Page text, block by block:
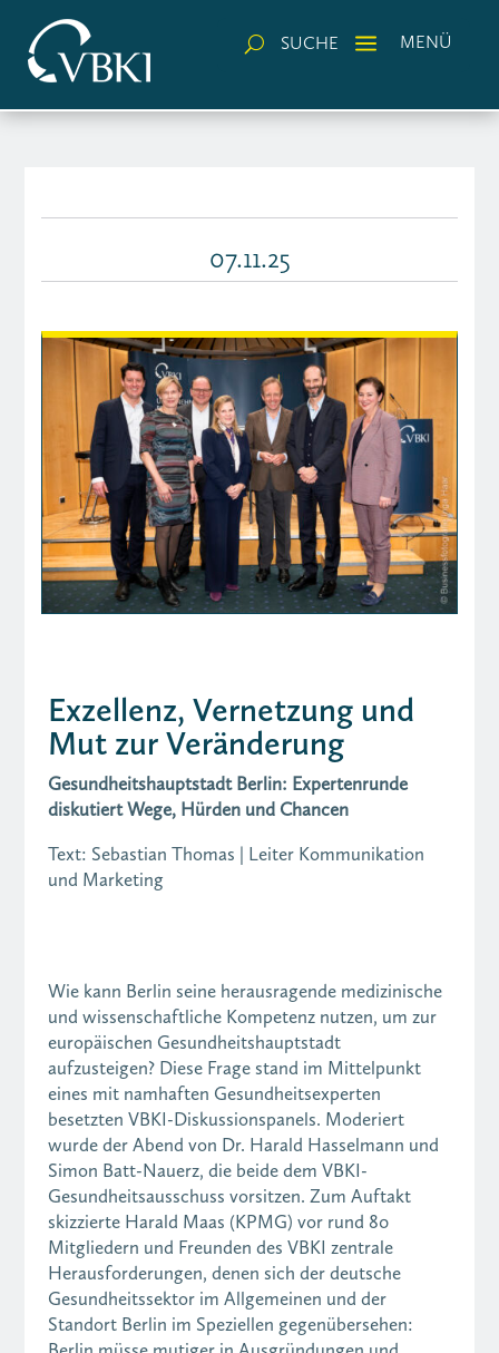
U SUCHE a MENÜ
07.11.25
Exzellenz, Vernetzung und
Mut zur Veränderung
Gesundheitshauptstadt Berlin: Expertenrunde
diskutiert Wege, Hürden und Chancen
Text: Sebastian Thomas | Leiter Kommunikation
und Marketing
Wie kann Berlin seine herausragende medizinische
und wissenschaftliche Kompetenz nutzen, um zur
europäischen Gesundheitshauptstadt
aufzusteigen? Diese Frage stand im Mittelpunkt
eines mit namhaften Gesundheitsexperten
besetzten VBKI-Diskussionspanels. Moderiert
wurde der Abend von Dr. Harald Hasselmann und
Simon Batt-Nauerz, die beide dem VBKI-
Gesundheitsausschuss vorsitzen. Zum Auftakt
skizzierte Harald Maas (KPMG) vor rund 80
Mitgliedern und Freunden des VBKI zentrale
Herausforderungen, denen sich der deutsche
Gesundheitssektor im Allgemeinen und der
Standort Berlin im Speziellen gegenübersehen: